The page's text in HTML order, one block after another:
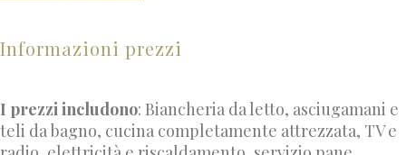
Informazioni prezzi
I prezzi includono: Biancheria da letto, asciugamani e
teli da bagno, cucina completamente attrezzata, TV e